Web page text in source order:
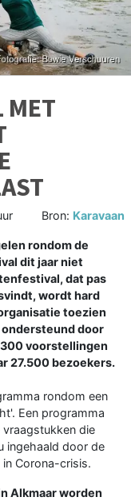
MET
Bron: Karavaan
rondom de
dit jaar niet
dat pas
wordt hard
toezien
ondersteund door
voorstellingen
27.500 bezoekers.
rondom een
Een programma
die
ingehaald door de
in Corona-crisis.
Alkmaar worden